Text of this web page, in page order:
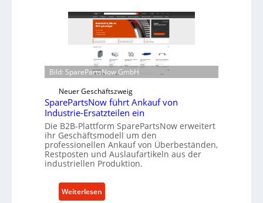
u
t
z
f
ü
r
i
n
d
i
r
e
k
e
A
l
l
r
o
e
n
t
w
i
c
k
e
l
X
Bild: SparePartsNow GmbH
Neuer Geschäftszweig
SparePartsNow führt Ankauf von
Industrie-Ersatzteilen ein
Die B2B-Plattform SparePartsNow erweitert
ihr Geschäftsmodell um den
professionellen Ankauf von Überbeständen,
Restposten und Auslaufartikeln aus der
industriellen Produktion.
Weiterlesen: